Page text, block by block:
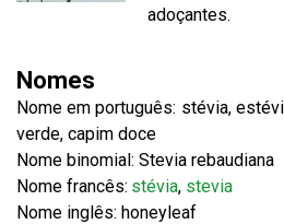
adoçantes.
Nomes
Nome em português: stévia,
verde, capim doce
Nome binomial: Stevia rebaudiana
Nome francês: stévia, stevia
Nome inglês: honeyleaf